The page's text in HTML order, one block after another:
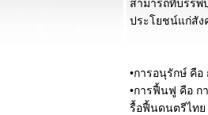
สามารถที่บรรพ
ประโยชน์แก่สั
•การอนุรักษ์ คือ
•การฟื้นฟู คือ ก
รื้อฟื้นดนตรีไท